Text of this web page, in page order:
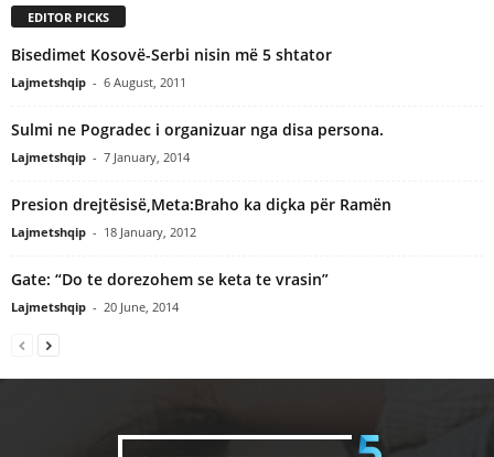
EDITOR PICKS
Bisedimet Kosovë-Serbi nisin më 5 shtator
Lajmetshqip - 6 August, 2011
Sulmi ne Pogradec i organizuar nga disa persona.
Lajmetshqip - 7 January, 2014
Presion drejtësisë,Meta:Braho ka diçka për Ramën
Lajmetshqip - 18 January, 2012
Gate: “Do te dorezohem se keta te vrasin”
Lajmetshqip - 20 June, 2014